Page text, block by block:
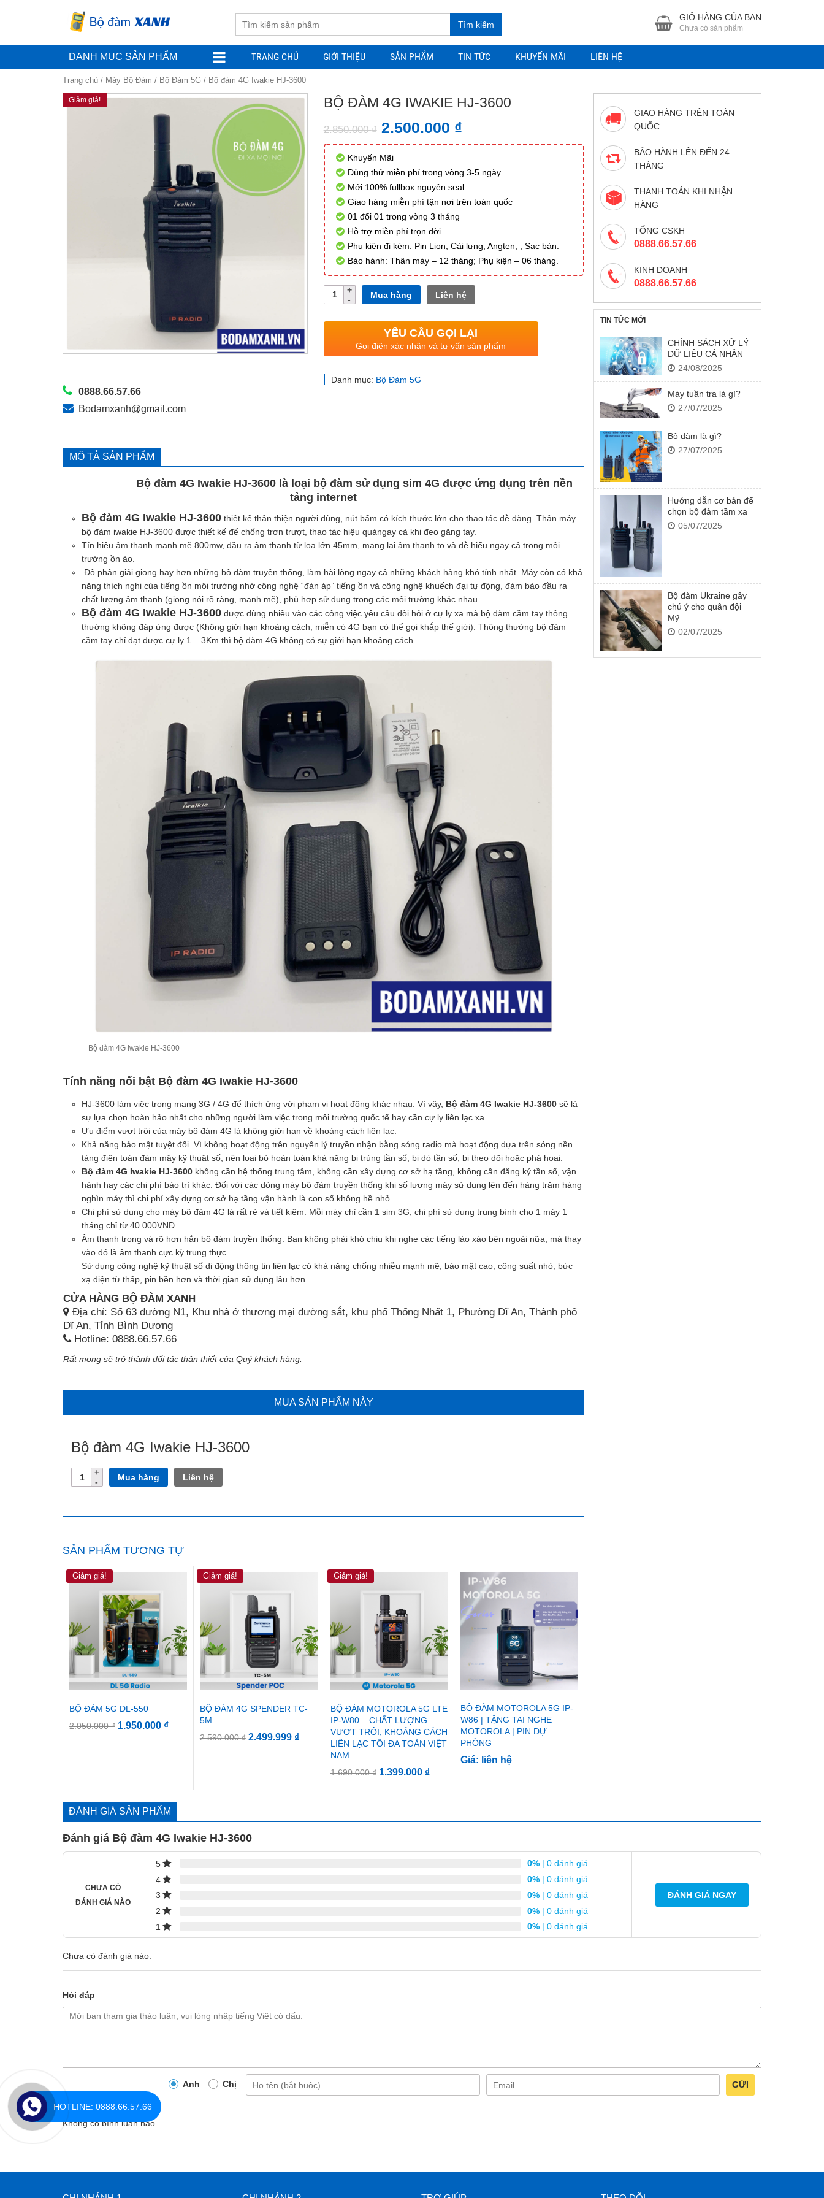
Tìm kiếm
GIỎ HÀNG CỦA BẠN
Chưa có sản phẩm
DANH MỤC SẢN PHẨM TRANG CHỦ GIỚI THIỆU SẢN PHẨM TIN TỨC KHUYẾN MÃI LIÊN HỆ
Trang chủ / Máy Bộ Đàm / Bộ Đàm 5G / Bộ đàm 4G Iwakie HJ-3600
Giảm giá!
0888.66.57.66
Bodamxanh@gmail.com
BỘ ĐÀM 4G IWAKIE HJ-3600
2.850.000₫ 2.500.000 ₫
Khuyến Mãi
Dùng thử miễn phí trong vòng 3-5 ngày
Mới 100% fullbox nguyên seal
Giao hàng miễn phí tận nơi trên toàn quốc
01 đổi 01 trong vòng 3 tháng
Hỗ trợ miễn phí trọn đời
Phụ kiện đi kèm: Pin Lion, Cài lưng, Angten, , Sạc bàn.
Bảo hành: Thân máy – 12 tháng; Phụ kiện – 06 tháng.
Số
lượng
Mua hàng Liên hệ
YÊU CẦU GỌI LẠI
Gọi điện xác nhận và tư vấn sản phẩm
Danh mục: Bộ Đàm 5G
MÔ TẢ SẢN PHẨM
Bộ đàm 4G Iwakie HJ-3600 là loại bộ đàm sử dụng sim 4G được ứng dụng trên nền
tảng internet
Bộ đàm 4G Iwakie HJ-3600 thiêt kế thân thiện người dùng, nút bấm có kích thước lớn cho thao tác dễ dàng. Thân máy
bộ đàm iwakie HJ-3600 được thiết kế để chống trơn trượt, thao tác hiệu quảngay cả khi đeo găng tay.
Tín hiệu âm thanh mạnh mẽ 800mw, đầu ra âm thanh từ loa lớn 45mm, mang lại âm thanh to và dễ hiểu ngay cả trong môi
trường ồn ào.
Độ phân giải giọng hay hơn những bộ đàm truyền thống, làm hài lòng ngay cả những khách hàng khó tính nhất. Máy còn có khả
năng thích nghi của tiếng ồn môi trường nhờ công nghệ “đàn áp” tiếng ồn và công nghệ khuếch đại tự động, đảm bảo đầu ra
chất lượng âm thanh (giọng nói rõ ràng, mạnh mẽ), phù hợp sử dụng trong các môi trường khác nhau.
Bộ đàm 4G Iwakie HJ-3600 được dùng nhiều vào các công việc yêu cầu đòi hỏi ở cự ly xa mà bộ đàm cầm tay thông
thường không đáp ứng được (Không giới hạn khoảng cách, miễn có 4G bạn có thể gọi khắp thế giới). Thông thường bộ đàm
cầm tay chỉ đạt được cự ly 1 – 3Km thì bộ đàm 4G không có sự giới hạn khoảng cách.
Bộ đàm 4G Iwakie HJ-3600
Tính năng nổi bật Bộ đàm 4G Iwakie HJ-3600
HJ-3600 làm việc trong mạng 3G / 4G để thích ứng với phạm vi hoạt động khác nhau. Vì vậy, Bộ đàm 4G Iwakie HJ-3600 sẽ là
sự lựa chọn hoàn hảo nhất cho những người làm việc trong môi trường quốc tế hay cần cự ly liên lạc xa.
Ưu điểm vượt trội của máy bộ đàm 4G là không giới hạn về khoảng cách liên lac.
Khả năng bảo mật tuyệt đối. Vì không hoạt động trên nguyên lý truyền nhận bằng sóng radio mà hoạt động dựa trên sóng nền
tảng điện toán đám mây kỹ thuật số, nên loại bỏ hoàn toàn khả năng bị trùng tần số, bị dò tần số, bị theo dõi hoặc phá hoại.
Bộ đàm 4G Iwakie HJ-3600 không cần hệ thống trung tâm, không cần xây dựng cơ sở hạ tầng, không cần đăng ký tần số, vận
hành hay các chi phí bảo trì khác. Đối với các dòng máy bộ đàm truyền thống khi số lượng máy sử dụng lên đến hàng trăm hàng
nghìn máy thì chi phí xây dựng cơ sở hạ tầng vận hành là con số không hề nhỏ.
Chi phí sử dụng cho máy bộ đàm 4G là rất rẻ và tiết kiệm. Mỗi máy chỉ cần 1 sim 3G, chi phí sử dụng trung bình cho 1 máy 1
tháng chỉ từ 40.000VNĐ.
Âm thanh trong và rõ hơn hẳn bộ đàm truyền thống. Bạn không phải khó chịu khi nghe các tiếng lào xào bên ngoài nữa, mà thay
vào đó là âm thanh cực kỳ trung thực.
Sử dụng công nghệ kỹ thuật số di động thông tin liên lạc có khả năng chống nhiễu mạnh mẽ, bảo mật cao, công suất nhỏ, bức
xạ điện từ thấp, pin bền hơn và thời gian sử dụng lâu hơn.
CỬA HÀNG BỘ ĐÀM XANH
Địa chỉ: Số 63 đường N1, Khu nhà ở thương mại đường sắt, khu phố Thống Nhất 1, Phường Dĩ An, Thành phố
Dĩ An, Tỉnh Bình Dương
Hotline: 0888.66.57.66
Rất mong sẽ trở thành đối tác thân thiết của Quý khách hàng.
MUA SẢN PHẨM NÀY
Bộ đàm 4G Iwakie HJ-3600
Số
lượng
Mua hàng Liên hệ
SẢN PHẨM TƯƠNG TỰ
Giảm giá!
BỘ ĐÀM 5G DL-550
2.050.000₫ 1.950.000 ₫
Giảm giá!
BỘ ĐÀM 4G SPENDER TC-
5M
2.590.000₫ 2.499.999 ₫
Giảm giá!
BỘ ĐÀM MOTOROLA 5G LTE
IP-W80 – CHẤT LƯỢNG
VƯỢT TRỘI, KHOẢNG CÁCH
LIÊN LẠC TỐI ĐA TOÀN VIỆT
NAM
1.690.000₫ 1.399.000 ₫
BỘ ĐÀM MOTOROLA 5G IP-
W86 | TẶNG TAI NGHE
MOTOROLA | PIN DỰ
PHÒNG
Giá: liên hệ
GIAO HÀNG TRÊN TOÀN
QUỐC
BẢO HÀNH LÊN ĐẾN 24
THÁNG
THANH TOÁN KHI NHẬN
HÀNG
TỔNG CSKH
0888.66.57.66
KINH DOANH
0888.66.57.66
TIN TỨC MỚI
CHÍNH SÁCH XỬ LÝ
DỮ LIỆU CÁ NHÂN
24/08/2025
Máy tuần tra là gì?
27/07/2025
Bộ đàm là gì?
27/07/2025
Hướng dẫn cơ bản để
chọn bộ đàm tầm xa
05/07/2025
Bộ đàm Ukraine gây
chú ý cho quân đội
Mỹ
02/07/2025
ĐÁNH GIÁ SẢN PHẨM
Đánh giá Bộ đàm 4G Iwakie HJ-3600
CHƯA CÓ
ĐÁNH GIÁ NÀO
5 0% | 0 đánh giá
4
0% | 0 đánh giá
3
0% | 0 đánh giá
2
0% | 0 đánh giá
1
0% | 0 đánh giá
ĐÁNH GIÁ NGAY
Chưa có đánh giá nào.
Hỏi đáp
Anh Chị GỬI
Không có bình luận nào
HOTLINE: 0888.66.57.66